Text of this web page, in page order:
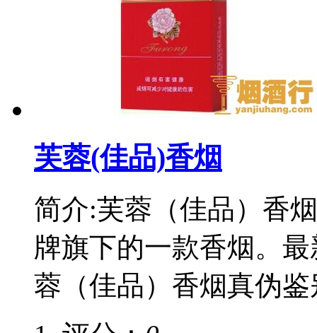
芙蓉(佳品)香烟
简介:芙蓉（佳品）香
牌旗下的一款香烟。
蓉（佳品）香烟真伪